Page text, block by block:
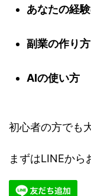
あなたの経
副業の作り方
AIの使い方
初心者の方でも
まずはLINEから